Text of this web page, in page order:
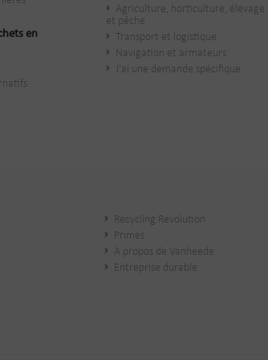
en
Agriculture, horticulture, élevage
et pêche
Transport et logistique
Navigation et armateurs
J'ai une demande spécifique
Recycling Revolution
Primes
À propos de Vanheede
Entreprise durable